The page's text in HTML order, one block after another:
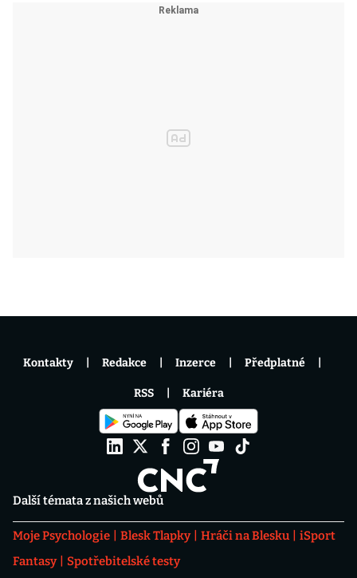
Další témata z našich webů
Moje Psychologie Blesk Tlapky Hráči na Blesku
iSport
Fantasy
Spotřebitelské testy
Kontakty Redakce Inzerce Předplatné
RSS Kariéra